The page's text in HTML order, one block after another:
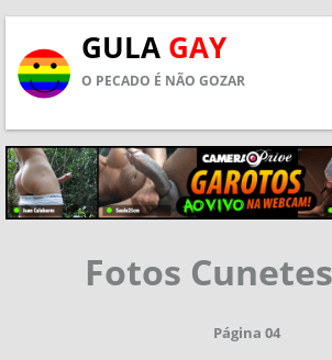
GULA GAY
O PECADO É NÃO GOZAR
Fotos
Página 04